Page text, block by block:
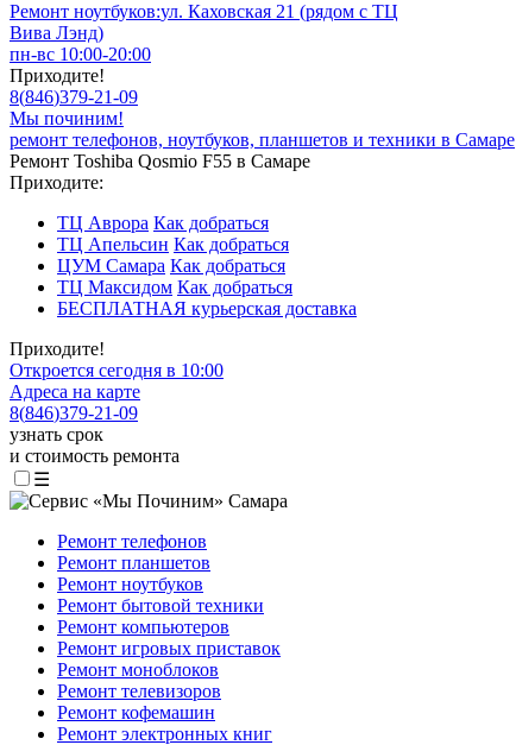
Ремонт ноутбуков:ул. Каховская 21 (рядом с ТЦ
Вива Лэнд)
пн-вс 10:00-20:00
Приходите!
8(846)379-21-09
Мы починим!
ремонт телефонов, ноутбуков, планшетов и техники в Самаре
Ремонт Toshiba Qosmio F55 в Самаре
Приходите:
ТЦ Аврора Как добраться
ТЦ Апельсин Как добраться
ЦУМ Самара Как добраться
ТЦ Максидом Как добраться
БЕСПЛАТНАЯ курьерская доставка
Приходите!
Откроется сегодня в 10:00
Адреса на карте
8(846)379-21-09
узнать срок
и стоимость ремонта
☰
Ремонт телефонов
Ремонт планшетов
Ремонт ноутбуков
Ремонт бытовой техники
Ремонт компьютеров
Ремонт игровых приставок
Ремонт моноблоков
Ремонт телевизоров
Ремонт кофемашин
Ремонт электронных книг